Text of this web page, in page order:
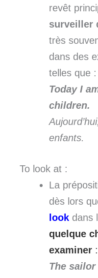
revêt
surveiller
très
dans des
telles que :
Today I
children.
enfants.
To look at :
La
dès lors
look dans
quelque
examiner :
The sailor